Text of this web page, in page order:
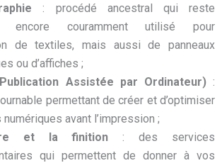
: procédé ancestral qui reste
encore couramment utilisé pour
de textiles, mais aussi de panneaux
ou d’affiches ;
Assistée par Ordinateur):
permettant de créer et d’optimiser
avant l’impression ;
et la finition : des services
qui permettent de donner à vos